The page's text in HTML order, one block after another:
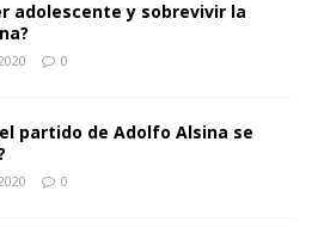
adolescente y sobrevivir la
0
partido de Adolfo Alsina se
0